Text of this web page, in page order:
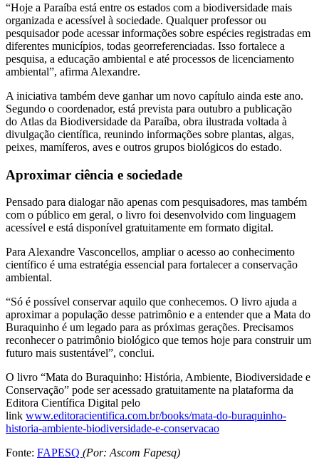
“Hoje a Paraíba está entre os estados com a biodiversidade mais
organizada e acessível à sociedade. Qualquer professor ou
pesquisador pode acessar informações sobre espécies registradas em
diferentes municípios, todas georreferenciadas. Isso fortalece a
pesquisa, a educação ambiental e até processos de licenciamento
ambiental”, afirma Alexandre.
A iniciativa também deve ganhar um novo capítulo ainda este ano.
Segundo o coordenador, está prevista para outubro a publicação
do Atlas da Biodiversidade da Paraíba, obra ilustrada voltada à
divulgação científica, reunindo informações sobre plantas, algas,
peixes, mamíferos, aves e outros grupos biológicos do estado.
Aproximar ciência e sociedade
Pensado para dialogar não apenas com pesquisadores, mas também
com o público em geral, o livro foi desenvolvido com linguagem
acessível e está disponível gratuitamente em formato digital.
Para Alexandre Vasconcellos, ampliar o acesso ao conhecimento
científico é uma estratégia essencial para fortalecer a conservação
ambiental.
“Só é possível conservar aquilo que conhecemos. O livro ajuda a
aproximar a população desse patrimônio e a entender que a Mata do
Buraquinho é um legado para as próximas gerações. Precisamos
reconhecer o patrimônio biológico que temos hoje para construir um
futuro mais sustentável”, conclui.
O livro “Mata do Buraquinho: História, Ambiente, Biodiversidade e
Conservação” pode ser acessado gratuitamente na plataforma da
Editora Científica Digital pelo
link www.editoracientifica.com.br/books/mata-do-buraquinho-
historia-ambiente-biodiversidade-e-conservacao
Fonte: FAPESQ (Por: Ascom Fapesq)